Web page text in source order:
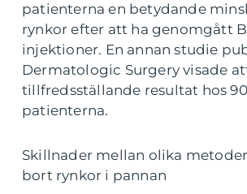
patienterna en betydande
rynkor efter att ha genomgått
injektioner. En annan studie
Dermatologic Surgery visade
tillfredsställande resultat hos
patienterna.
Skillnader mellan olika
bort rynkor i pannan